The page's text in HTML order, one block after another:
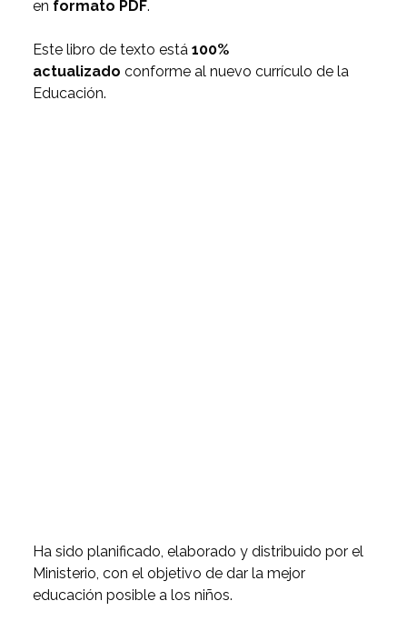
en formato PDF.
Este libro de texto está 100%
actualizado conforme al nuevo currículo de la
Educación.
Ha sido planificado, elaborado y distribuido por el
Ministerio, con el objetivo de dar la mejor
educación posible a los niños.